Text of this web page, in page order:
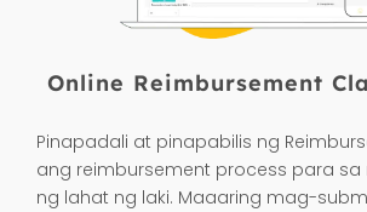
Online Reimbursement
Pinapadali at pinapabilis ng
ang reimbursement process para
ng lahat ng laki. Maaaring mag-